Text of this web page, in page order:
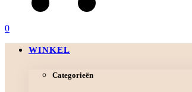
0
WINKEL
Categorieën